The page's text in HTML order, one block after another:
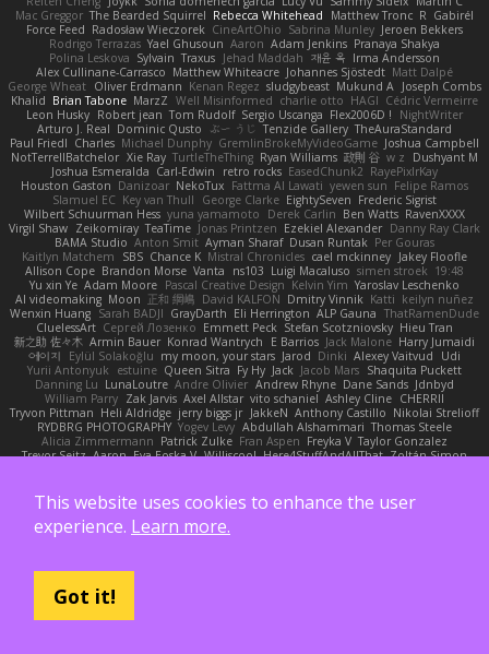
Mac Greggor The Bearded Squirrel Rebecca Whitehead Matthew Tronc R Gabirél
Force Feed Radosław Wieczorek CineArtOhio Sabrina Munley Jeroen Bekkers
Rodrigo Terrazas Yael Ghusoun Aaron Adam Jenkins Pranaya Shakya
Polina Leskova Sylvain Traxus Jehad Maddah 재윤 옥 Irma Andersson
Alex Cullinane-Carrasco Matthew Whiteacre Johannes Sjöstedt Matt Dalpé
George Wheat Oliver Erdmann Kenan Regez sludgybeast Mukund A Joseph Combs
Khalid Brian Tabone MarzZ Well Misinformed charlie otto HAGI Cédric Vermeirre
Leon Husky Robert jean Tom Rudolf Sergio Uscanga Flex2006D !
NightWriter
Arturo J. Real Dominic Qusto ぶー うじ Tenzide Gallery TheAuraStandard
Paul Friedl Charles Michael Dunphy GremlinBrokeMyVideoGame Joshua Campbell
NotTerrellBatchelor Xie Ray TurtleTheThing Ryan Williams 政則 谷 w z
Dushyant M
Joshua Esmeralda Carl-Edwin retro rocks EasedChunk2 RayePixlrKay
Houston Gaston Danizoar NekoTux Fattma Al Lawati yewen sun Felipe Ramos
Slamuel EC Key van Thull George Clarke EightySeven Frederic Sigrist
Wilbert Schuurman Hess yuna yamamoto Derek Carlin Ben Watts RavenXXXX
Virgil Shaw Zeikomiray TeaTime Jonas Printzen Ezekiel Alexander Danny Ray Clark
BAMA Studio Anton Smit Ayman Sharaf Dusan Runtak Per Gouras
Kaitlyn Matchem
SBS Chance K Mistral Chronicles cael mckinney Jakey Floofle
Allison Cope Brandon Morse Vanta ns103 Luigi Macaluso simen stroek 19:48
Yu xin Ye Adam Moore Pascal Creative Design Kelvin Yim Yaroslav Leschenko
AI videomaking Moon 正和 綱嶋 David KALFON Dmitry Vinnik Katti keilyn nuñez
Wenxin Huang Sarah BADJI GrayDarth Eli Herrington ALP Gauna ThatRamenDude
CluelessArt Cергей Лозенко Emmett Peck Stefan Scotzniovsky Hieu Tran
新之助 佐々木 Armin Bauer Konrad Wantrych E Barrios Jack Malone Harry Jumaidi
에이지
Eylül Solakoğlu my moon, your stars Jarod Dinki Alexey Vaitvud
Udi
Yurii Antonyuk
estuine Queen Sitra Fy Hy Jack Jacob Mars Shaquita Puckett
Danning Lu LunaLoutre Andre Olivier Andrew Rhyne Dane Sands Jdnbyd
William Parry Zak Jarvis Axel Allstar vito schaniel Ashley Cline CHERRII
Tryvon Pittman Heli Aldridge jerry biggs jr JakkeN Anthony Castillo Nikolai Strelioff
RYDBRG PHOTOGRAPHY Yogev Levy Abdullah Alshammari Thomas Steele
Alicia Zimmermann Patrick Zulke Fran Aspen Freyka V Taylor Gonzalez
Trevor Seitz Aaron Eva Eoska V Williscool Here4StuffAndAllThat Zoltán Simon
shuhao wang WorldBLD Artet Drew Tanner Navid Eshaq Aubin Nicoleau
Blandine Ducrocq JewelEyed ANDY Anton Friedman 時里ZYC Joe Stadnik
Brett Schmidt Adam Derenne Daniel Vera Morales
Jamie Oakley
cooshy Toms Seglins
Martten Maasik Edward Maxym
This website uses cookies to enhance the user
experience. Learn more.
Got it!